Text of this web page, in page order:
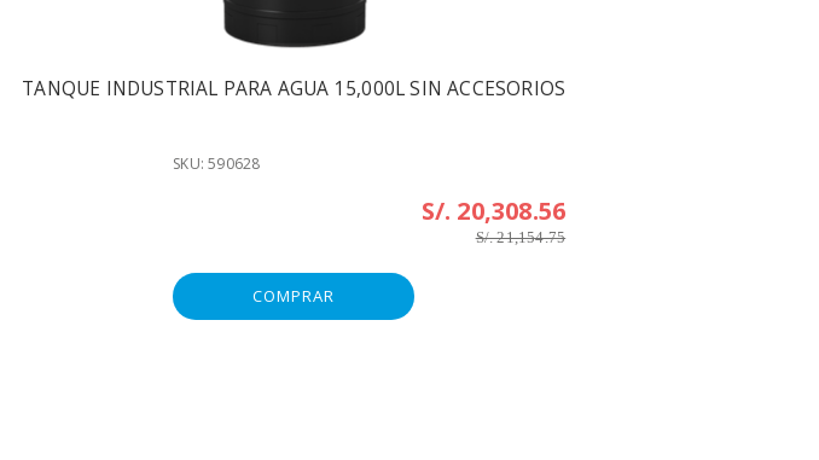
TANQUE INDUSTRIAL PARA AGUA 15,000L SIN ACCESORIOS
SKU: 590628
S/. 21,154.75
S/. 20,308.56
COMPRAR